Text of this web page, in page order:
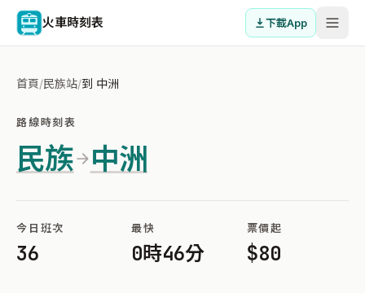
火車時刻表 下載App
首頁/民族站/到 中洲
路線時刻表
民族 中洲
今日班次
36
最快
0時46分
票價起
$80